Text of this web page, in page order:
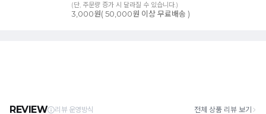
(단, 주문량 증가 시 달라질 수 있습니다.)
3,000원( 50,000원 이상 무료배송 )